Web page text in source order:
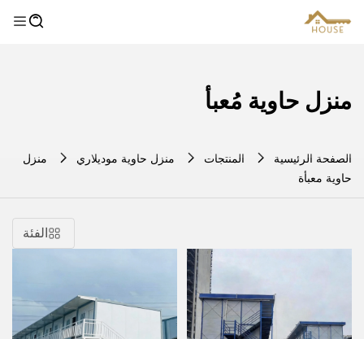
منزل حاوية مُعبأ
الصفحة الرئيسية المنتجات منزل حاوية موديلاري
منزل
حاوية معبأة
الفئة